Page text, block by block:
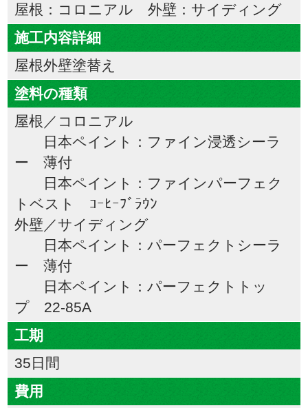
屋根：コロニアル 外壁：サイディング
施工内容詳細
屋根外壁塗替え
塗料の種類
屋根／コロニアル
日本ペイント：ファイン浸透シーラ
ー 薄付
日本ペイント：ファインパーフェク
トベスト ｺｰﾋｰﾌﾞﾗｳﾝ
外壁／サイディング
日本ペイント：パーフェクトシーラ
ー 薄付
日本ペイント：パーフェクトトッ
プ 22-85A
工期
35日間
費用